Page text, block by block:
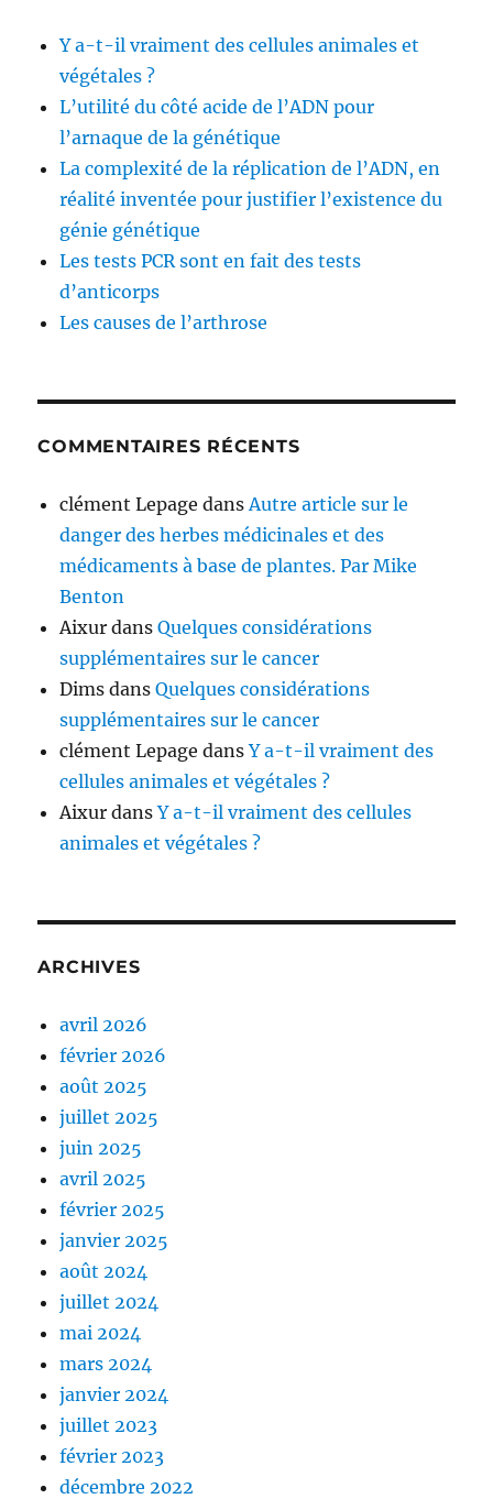
rejet
greffes
Y a-t-il vraiment des cellules animales et
végétales ?
L’utilité du côté acide de l’ADN pour
l’arnaque de la génétique
La complexité de la réplication de l’ADN, en
réalité inventée pour justifier l’existence du
génie génétique
Les tests PCR sont en fait des tests
d’anticorps
Les causes de l’arthrose
COMMENTAIRES RÉCENTS
clément Lepage dansAutre article sur le
danger des herbes médicinales et des
médicaments à base de plantes. Par Mike
Benton
Aixur dansQuelques considérations
supplémentaires sur le cancer
Dims dansQuelques considérations
supplémentaires sur le cancer
clément Lepage dansY a-t-il vraiment des
cellules animales et végétales ?
Aixur dansY a-t-il vraiment des cellules
animales et végétales ?
ARCHIVES
avril 2026
février 2026
août 2025
juillet 2025
juin 2025
avril 2025
février 2025
janvier 2025
août 2024
juillet 2024
mai 2024
mars 2024
janvier 2024
juillet 2023
février 2023
décembre 2022